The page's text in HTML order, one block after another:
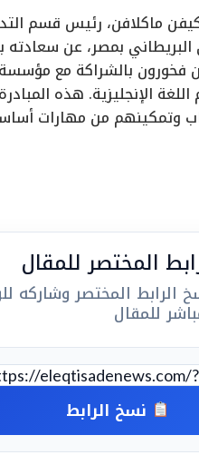
ماكلافن، رئيس قسم
بمصر، عن سعادته
فخورون بالشراكة مع
الإنجليزية. هذه
وتمكينهم من مهارات
المختصر للمقال
الرابط المختصر وشاركه
للمقال
نسخ الرابط